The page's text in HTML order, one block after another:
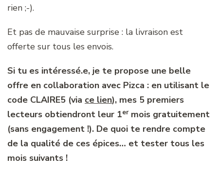
rien ;-).
Et pas de mauvaise surprise : la livraison est
offerte sur tous les envois.
Si tu es intéressé.e, je te propose une belle
offre en collaboration avec Pizca : en utilisant le
code CLAIRE5 (via ce lien), mes 5 premiers
lecteurs obtiendront leur 1ermois gratuitement
(sans engagement !). De quoi te rendre compte
de la qualité de ces épices… et tester tous les
mois suivants !